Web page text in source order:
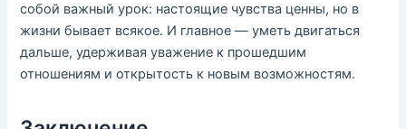
собой важный урок: настоящие чувства ценны, но в
жизни бывает всякое. И главное — уметь двигаться
дальше, удерживая уважение к прошедшим
отношениям и открытость к новым возможностям.